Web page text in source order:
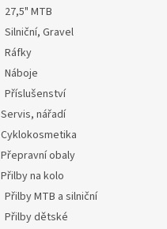
27,5" MTB
Silniční, Gravel
Ráfky
Náboje
Příslušenství
Servis, nářadí
Cyklokosmetika
Přepravní obaly
Přilby na kolo
Přilby MTB a silniční
Přilby dětské